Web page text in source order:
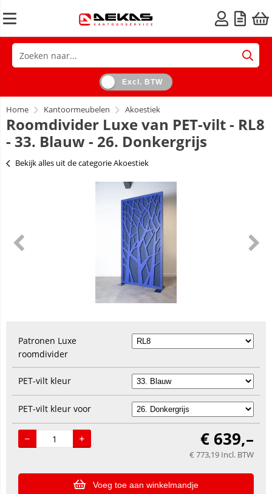
Excl. BTW
Home Kantoormeubelen Akoestiek
Roomdivider Luxe van PET-vilt - RL8
- 33. Blauw - 26. Donkergrijs
Bekijk alles uit de categorie Akoestiek
Patronen Luxe
roomdivider
PET-vilt kleur
PET-vilt kleur voor
€ 639,–
€ 773,19 Incl. BTW
Voeg toe aan winkelmandje